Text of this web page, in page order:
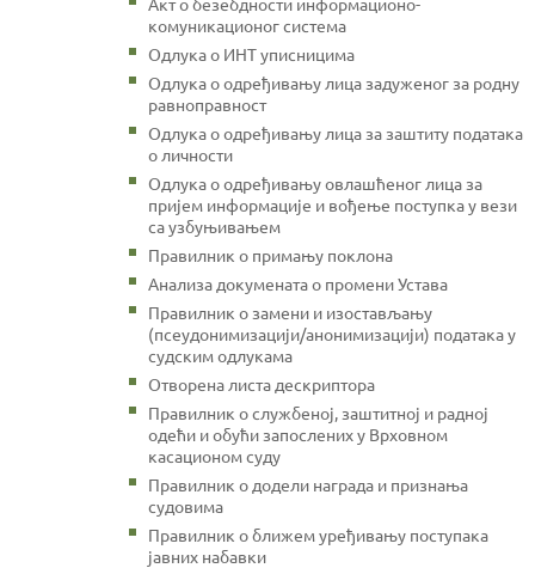
комуникационог система
Одлука о ИНТ уписницима
Одлука о одређивању лица задуженог за родну
равноправност
Одлука о одређивању лица за заштиту података
о личности
Одлука о одређивању овлашћеног лица за
пријем информације и вођење поступка у вези
са узбуњивањем
Правилник о примању поклона
Анализа докумената о промени Устава
Правилник о замени и изостављању
(псеудонимизацији/анонимизацији) података у
судским одлукама
Отворена листа дескриптора
Правилник о службеној, заштитној и радној
одећи и обући запослених у Врховном
касационом суду
Правилник о додели награда и признања
судовима
Правилник о ближем уређивању поступака
јавних набавки